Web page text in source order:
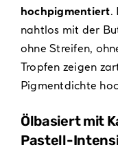
hochpigmentiert.
nahtlos mit der
ohne Streifen,
Tropfen zeigen
Pigmentdichte
Ölbasiert mit
Pastell-